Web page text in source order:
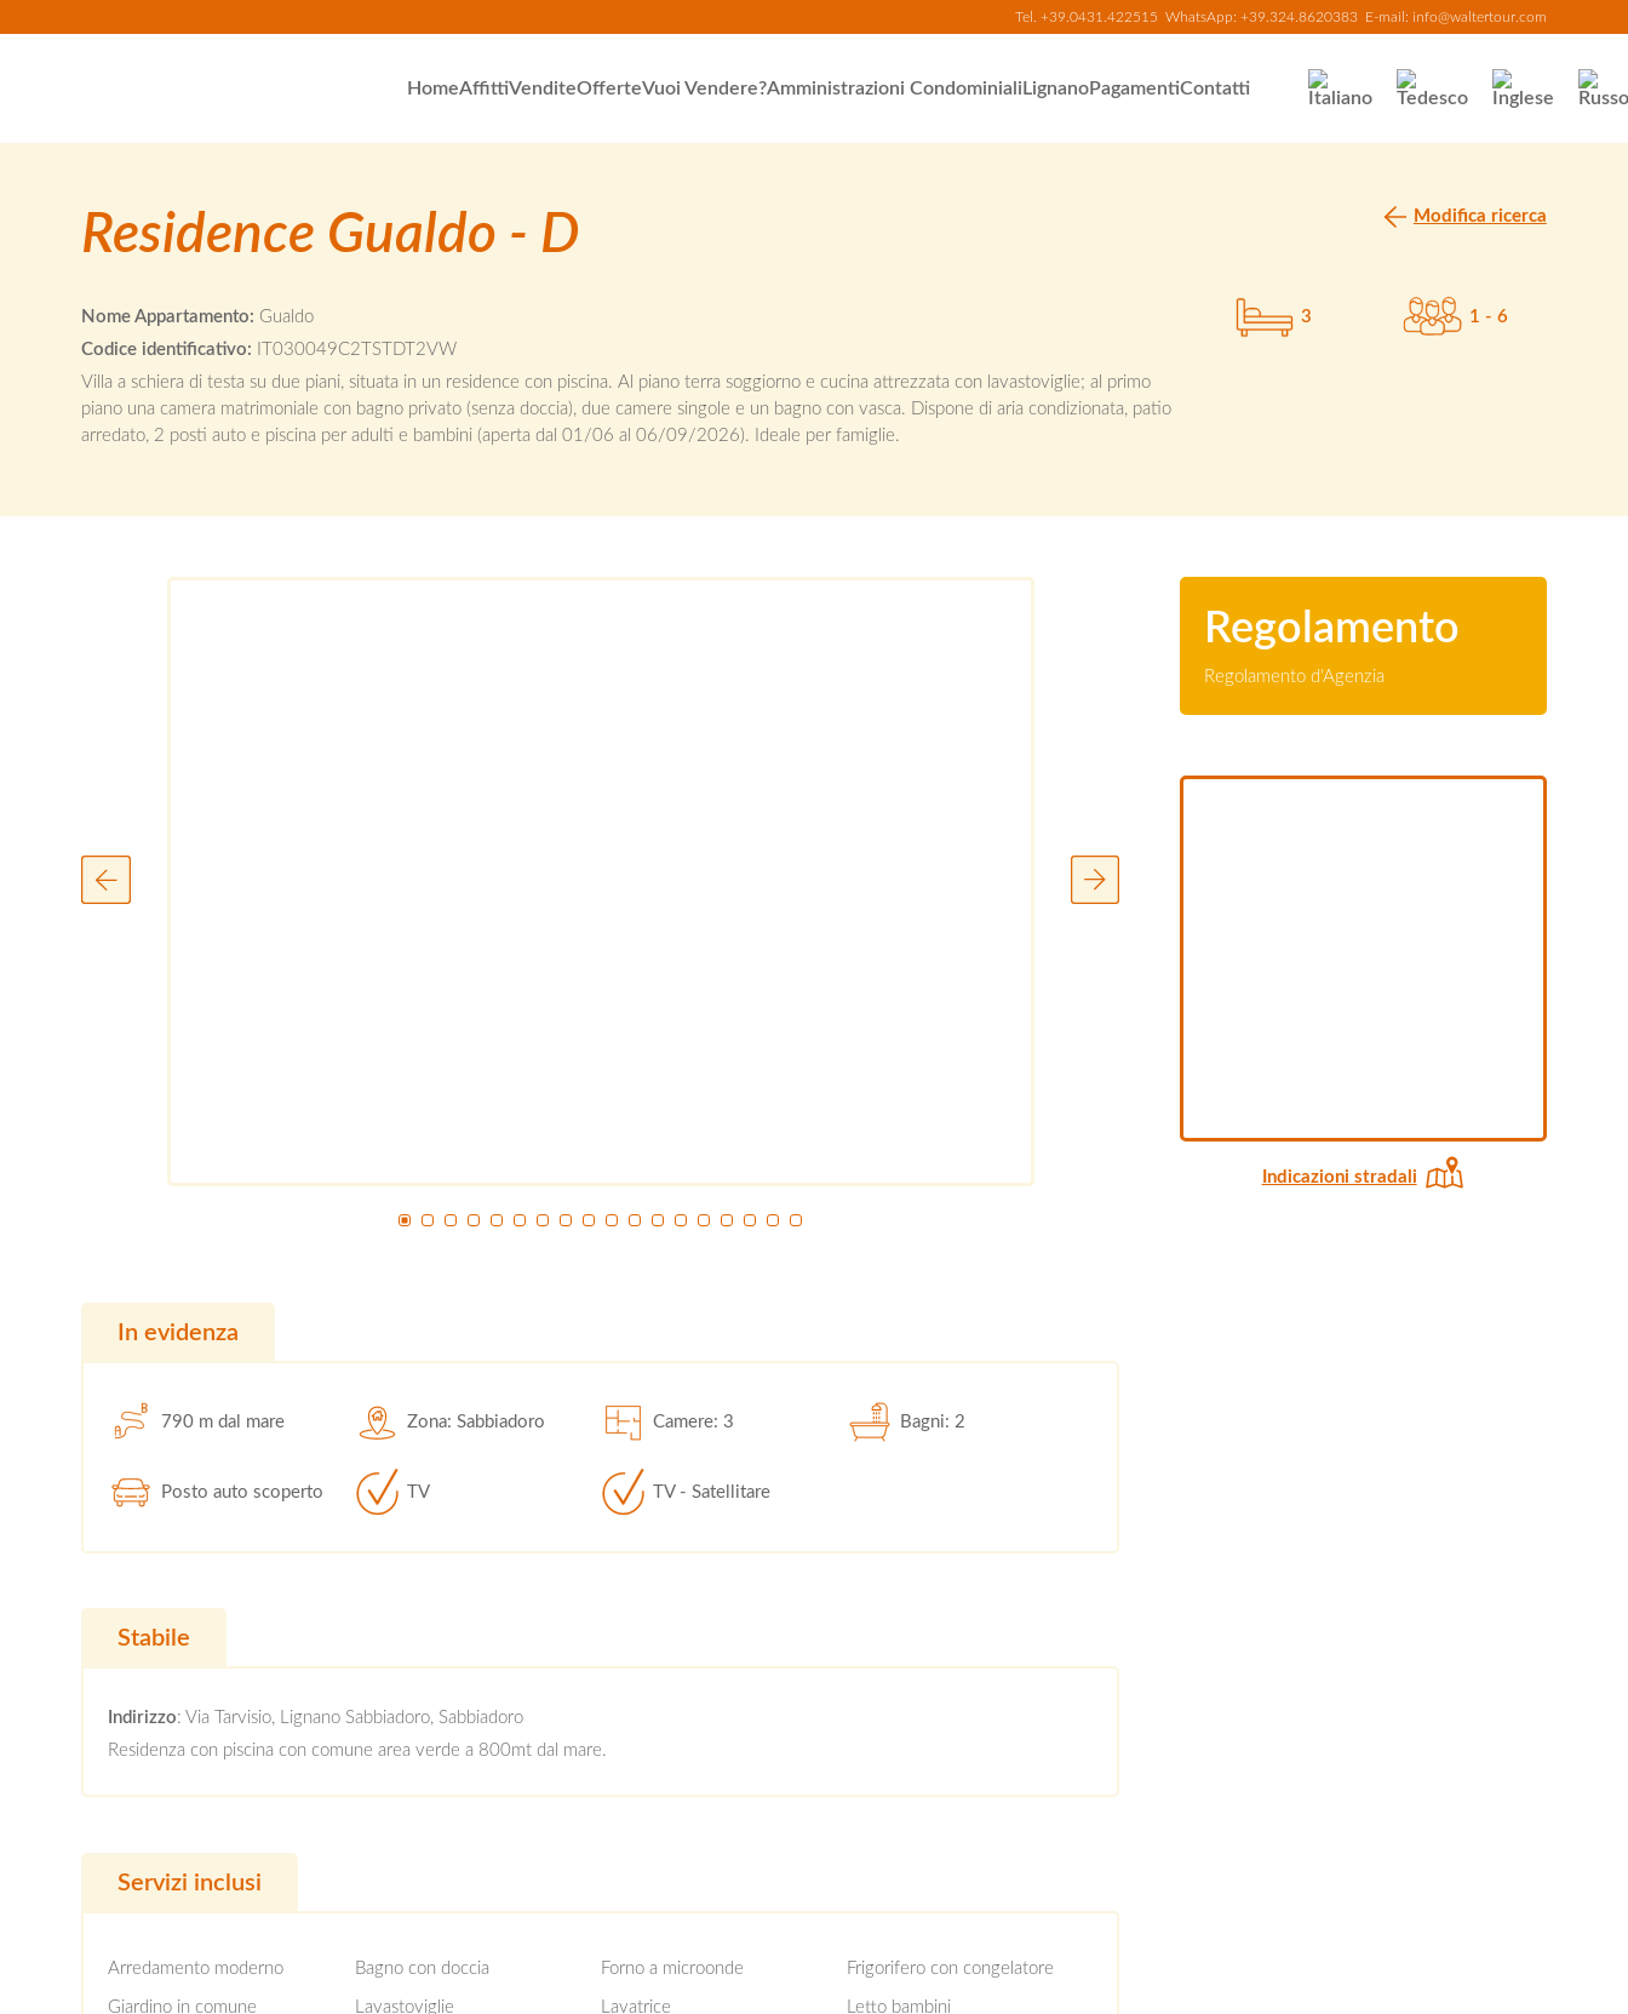
Tel. +39.0431.422515 WhatsApp: +39.324.8620383E-mail: info@waltertour.com
HomeAffittiVenditeOfferteVuoi Vendere?Amministrazioni Condominiali LignanoPagamentiContatti
Residence Gualdo - D
Nome Appartamento: Gualdo
Codice identificativo: IT030049C2TSTDT2VW
Villa a schiera di testa su due piani, situata in un residence con piscina. Al piano terra soggiorno e cucina attrezzata con lavastoviglie; al primo
piano una camera matrimoniale con bagno privato (senza doccia), due camere singole e un bagno con vasca. Dispone di aria condizionata, patio
arredato, 2 posti auto e piscina per adulti e bambini (aperta dal 01/06 al 06/09/2026). Ideale per famiglie.
3 1 - 6
Modifica ricerca
In evidenza
790 m dal mare Zona: Sabbiadoro Camere: 3 Bagni: 2
Posto auto scoperto TV TV - Satellitare
Stabile
Indirizzo: Via Tarvisio, Lignano Sabbiadoro, Sabbiadoro
Residenza con piscina con comune area verde a 800mt dal mare.
Servizi inclusi
Arredamento moderno Bagno con doccia Forno a microonde Frigorifero con congelatore
Giardino in comune Lavastoviglie Lavatrice Letto bambini
Regolamento
Regolamento d'Agenzia
Indicazioni stradali